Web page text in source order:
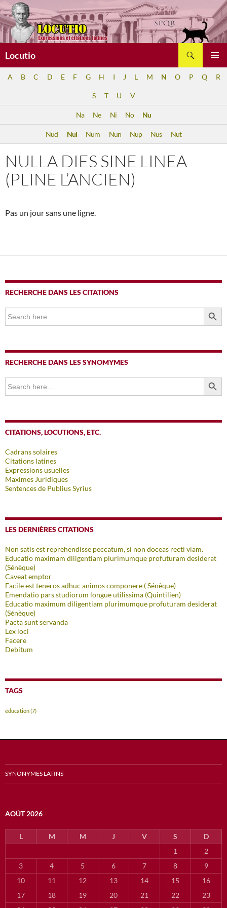
Aller
au
contenu
Locutio
A B C D E F G H I J L M N O P Q R
S T U V
Na Ne Ni No Nu
Nud Nul Num Nun Nup Nus Nut
NULLA DIES SINE LINEA
(PLINE L’ANCIEN)
Pas un jour sans une ligne.
RECHERCHE DANS LES CITATIONS
Search
for:
SEARCH
RECHERCHE DANS LES SYNOMYMES
Search
for:
SEARCH
CITATIONS, LOCUTIONS, ETC.
Cadrans solaires
Citations latines
Expressions usuelles
Maximes Juridiques
Sentences de Publius Syrius
LES DERNIÈRES CITATIONS
Non satis est reprehendisse peccatum, si non doceas recti viam.
Educatio maximam diligentiam plurimumque profuturam desiderat
(Sénèque)
Caveat emptor
Facile est teneros adhuc animos componere ( Sénèque)
Emendatio pars studiorum longue utilissima (Quintilien)
Educatio maximum diligentiam plurimumque profuturam desiderat
(Sénèque)
Pacta sunt servanda
Lex loci
Facere
Debitum
TAGS
éducation(7)
SYNONYMES LATINS
AOÛT 2026
L M M J V S
D
1
2
3
4 5 6 7 8
9
10
11 12 13 14 15
16
17
18 19 20 21 22
23